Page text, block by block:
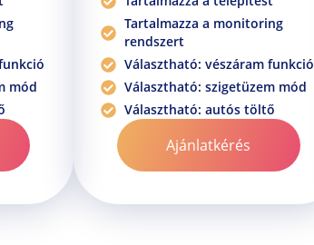
mód
Tartalmazza a monitoring
rendszert
Választható: vészáram funkció
Választható: szigetüzem mód
Választható: autós töltő
Ajánlatkérés